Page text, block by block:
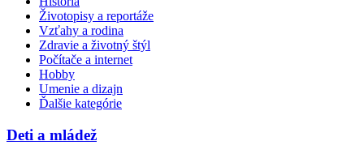
Životopisy a reportáže
Vzťahy a rodina
Zdravie a životný štýl
Počítače a internet
Hobby
Umenie a dizajn
Ďalšie kategórie
Deti a mládež